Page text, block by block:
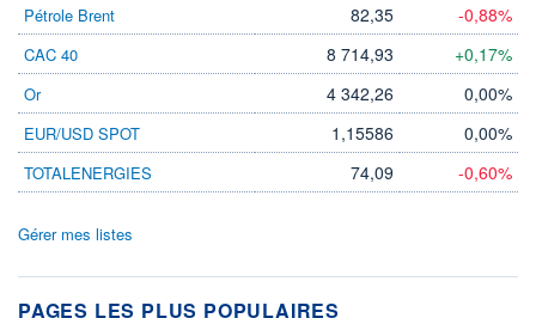
Pétrole Brent
82,35 -0,88%
CAC 40 8 714,93 +0,17%
Or 4 342,26 0,00%
EUR/USD SPOT 1,15586 0,00%
TOTALENERGIES 74,09 -0,60%
Gérer mes listes
PAGES LES PLUS POPULAIRES